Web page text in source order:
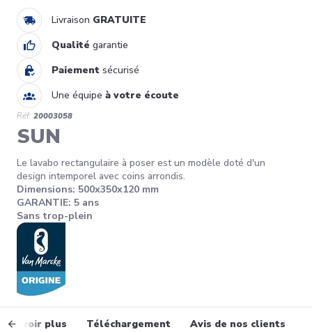
Livraison GRATUITE
Qualité garantie
Paiement sécurisé
Une équipe à votre écoute
Réf: 20003058
SUN
Le lavabo rectangulaire à poser est un modèle doté d'un
design intemporel avec coins arrondis.
Dimensions: 500x350x120 mm
GARANTIE: 5 ans
Sans trop-plein
savoir plus Téléchargement Avis de nos clients